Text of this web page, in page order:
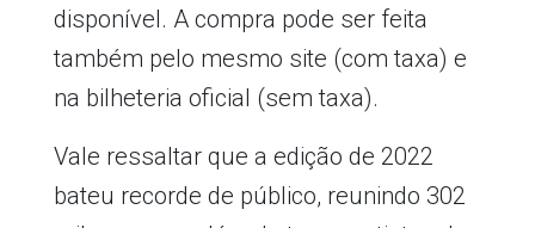
disponível. A compra pode ser feita
também pelo mesmo site (com taxa) e
na bilheteria oficial (sem taxa).
Vale ressaltar que a edição de 2022
bateu recorde de público, reunindo 302